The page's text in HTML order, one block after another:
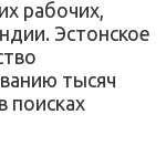
рабочих,
Эстонское
тысяч
поисках